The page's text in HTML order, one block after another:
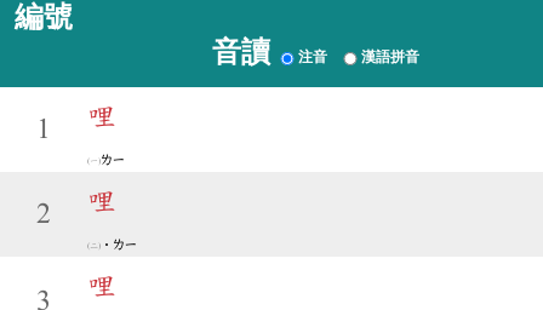
編號
音讀 注音 漢語拼音
1 哩
ㄌㄧ
2 哩
˙ㄌㄧ
3
哩